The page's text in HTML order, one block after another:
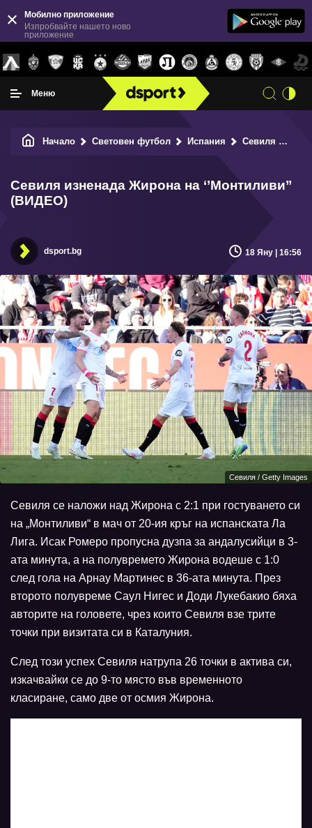
Мобилно приложение
Изпробвайте нашето ново
приложение
Меню
Начало Световен футбол Испания Севиля изненада Жирона на ‘’Монтиливи’’ (ВИДЕО)
Севиля изненада Жирона на ‘’Монтиливи’’
(ВИДЕО)
dsport.bg 18 Яну | 16:56
Севиля / Getty Images
Севиля се наложи над Жирона с 2:1 при гостуването си
на „Монтиливи“ в мач от 20-ия кръг на испанската Ла
Лига. Исак Ромеро пропусна дузпа за андалусийци в 3-
ата минута, а на полувремето Жирона водеше с 1:0
след гола на Арнау Мартинес в 36-ата минута. През
второто полувреме Саул Нигес и Доди Лукебакио бяха
авторите на головете, чрез които Севиля взе трите
точки при визитата си в Каталуния.
След този успех Севиля натрупа 26 точки в актива си,
изкачвайки се до 9-то място във временното
класиране, само две от осмия Жирона.